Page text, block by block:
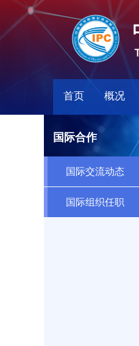
首页 概况
国际合作
国际交流动态
国际组织任职